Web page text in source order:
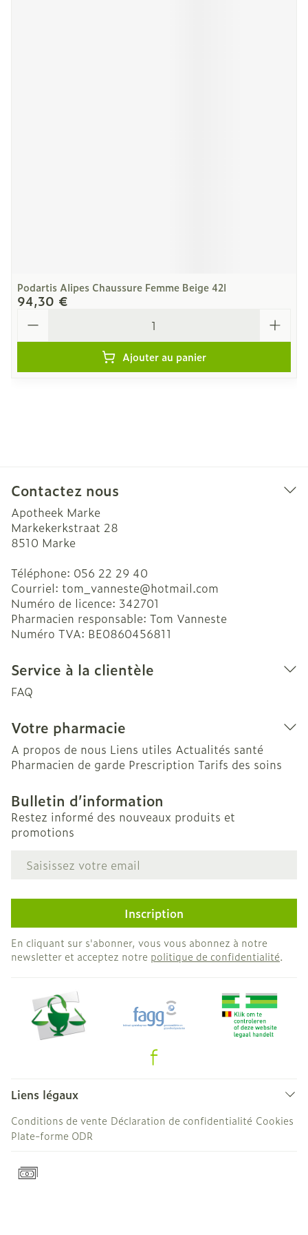
Podartis Alipes Chaussure Femme Beige 42l
94,30 €
Ajouter au panier
Contactez nous
Apotheek Marke
Markekerkstraat 28
8510 Marke
Téléphone: 056 22 29 40
Courriel: tom_vanneste@hotmail.com
Numéro de licence: 342701
Pharmacien responsable: Tom Vanneste
Numéro TVA: BE0860456811
Service à la clientèle
FAQ
Votre pharmacie
A propos de nous Liens utiles Actualités santé
Pharmacien de garde Prescription Tarifs des soins
Bulletin d’information
Restez informé des nouveaux produits et
promotions
Adresse mail
Inscription
En cliquant sur s'abonner, vous vous abonnez à notre
newsletter et acceptez notre politique de confidentialité.
Liens légaux
Conditions de vente Déclaration de confidentialité Cookies
Plate-forme ODR